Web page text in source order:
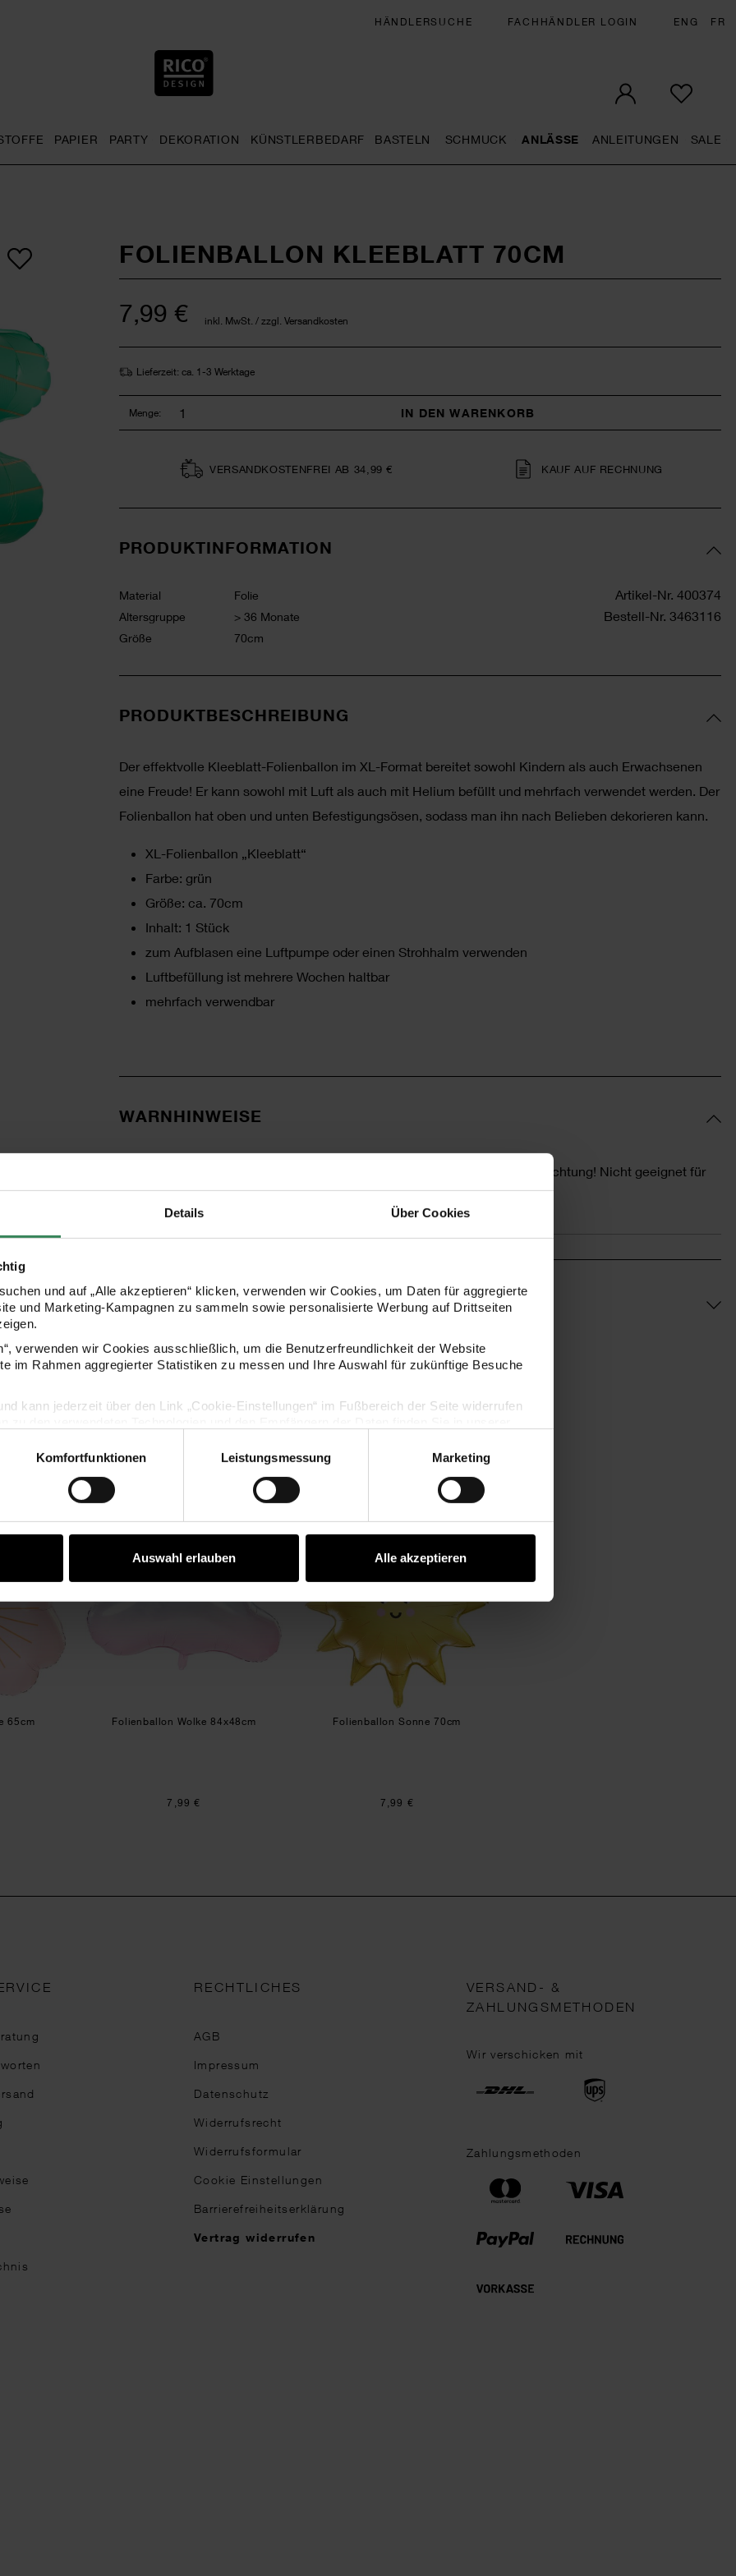
Details Über Cookies
und auf „Alle akzeptieren“ klicken, verwenden wir Cookies, um Daten für aggregierte
und Marketing-Kampagnen zu sammeln sowie personalisierte Werbung auf Drittseiten
verwenden wir Cookies ausschließlich, um die Benutzerfreundlichkeit der Website
im Rahmen aggregierter Statistiken zu messen und Ihre Auswahl für zukünftige Besuche
kann jederzeit über den Link „Cookie-Einstellungen“ im Fußbereich der Seite widerrufen
Vertrag widerrufen
Komfortfunktionen Leistungsmessung Marketing
Auswahl erlauben Alle akzeptieren
HÄNDLERSUCHE FACHHÄNDLER LOGIN ENG FR
PAPIER PARTY DEKORATION KÜNSTLERBEDARF BASTELN SCHMUCK ANLÄSSE ANLEITUNGEN SALE
FOLIENBALLON KLEEBLATT 70CM
7,99 € inkl. MwSt. / zzgl. Versandkosten
Lieferzeit: ca. 1-3 Werktage
Menge: IN DEN WARENKORB
VERSAND­KOSTEN­FREI AB 34,99 € KAUF AUF RECHNUNG
PRODUKTINFORMATION
Material
Folie
Altersgruppe
> 36 Monate
Größe
70cm
Artikel-Nr. 400374
Bestell-Nr. 3463116
PRODUKTBESCHREIBUNG
Der effektvolle Kleeblatt-Folienballon im XL-Format bereitet sowohl Kindern als auch Erwachsenen
eine Freude! Er kann sowohl mit Luft als auch mit Helium befüllt und mehrfach verwendet werden. Der
Folienballon hat oben und unten Befestigungsösen, sodass man ihn nach Belieben dekorieren kann.
XL-Folienballon „Kleeblatt“
Farbe: grün
Größe: ca. 70cm
Inhalt: 1 Stück
zum Aufblasen eine Luftpumpe oder einen Strohhalm verwenden
Luftbefüllung ist mehrere Wochen haltbar
mehrfach verwendbar
WARNHINWEISE
Zum Aufblasen eine Pumpe verwenden. Verpackung bitte aufbewahren. Achtung! Nicht geeignet für
Kinder unter 3 Jahren. Verschluckbare Kleinteile!
HERSTELLER
KAUFEMPFEHLUNG
Blume 65cm
65cm
Folienballon Wolke 84x48cm
Folienballon Wolke 84x48cm
7,99 €
Folienballon Sonne 70cm
Folienballon Sonne 70cm
7,99 €
RECHTLICHES
AGB
Impressum
Datenschutz
Widerrufsrecht
Widerrufsformular
Cookie Einstellungen
Barrierefreiheitserklärung
Vertrag widerrufen
VERSAND- &
ZAHLUNGSMETHODEN
Wir verschicken mit
Zahlungsmethoden